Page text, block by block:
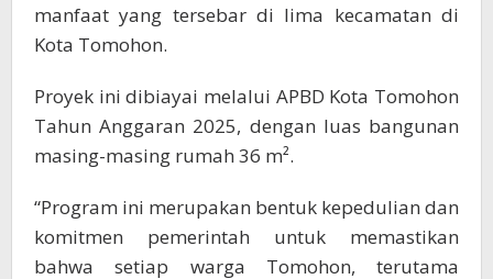
manfaat yang tersebar di lima kecamatan di
Kota Tomohon.
Proyek ini dibiayai melalui APBD Kota Tomohon
Tahun Anggaran 2025, dengan luas bangunan
masing-masing rumah 36 m².
“Program ini merupakan bentuk kepedulian dan
komitmen pemerintah untuk memastikan
bahwa setiap warga Tomohon, terutama